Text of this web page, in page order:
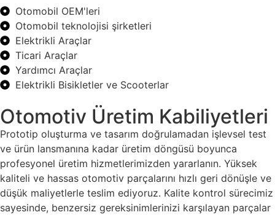
Otomobil OEM'leri
Otomobil teknolojisi şirketleri
Elektrikli Araçlar
Ticari Araçlar
Yardımcı Araçlar
Elektrikli Bisikletler ve Scooterlar
Otomotiv Üretim Kabiliyetleri
Prototip oluşturma ve tasarım doğrulamadan işlevsel test
ve ürün lansmanına kadar üretim döngüsü boyunca
profesyonel üretim hizmetlerimizden yararlanın. Yüksek
kaliteli ve hassas otomotiv parçalarını hızlı geri dönüşle ve
düşük maliyetlerle teslim ediyoruz. Kalite kontrol sürecimiz
sayesinde, benzersiz gereksinimlerinizi karşılayan parçalar